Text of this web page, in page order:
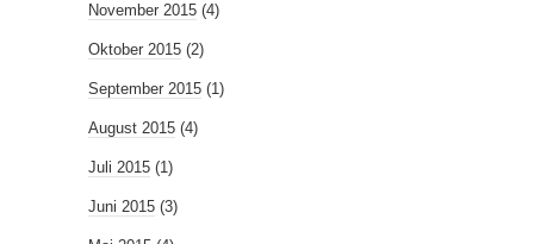
November 2015 (4)
Oktober 2015 (2)
September 2015 (1)
August 2015 (4)
Juli 2015 (1)
Juni 2015 (3)